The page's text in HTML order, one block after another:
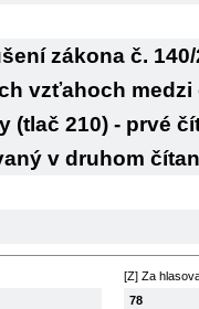
zákona č.
vzťahoch
(tlač 210) - prvé
v druhom
[Z] Za
78